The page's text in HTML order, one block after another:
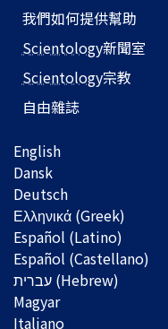
我們如何提供幫助
Scientology新聞室
Scientology宗教
自由雜誌
English
Dansk
Deutsch
Ελληνικά (Greek)
Español (Latino)
Español (Castellano)
Magyar
Italiano